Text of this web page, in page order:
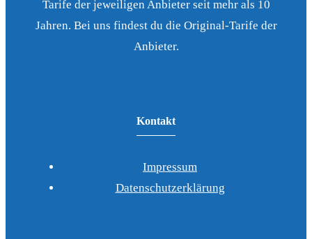
Tarife der jeweiligen Anbieter seit mehr als 10
Jahren. Bei uns findest du die Original-Tarife der
Anbieter.
Kontakt
Impressum
Datenschutzerklärung